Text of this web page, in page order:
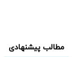
مطالب پیشنهادی